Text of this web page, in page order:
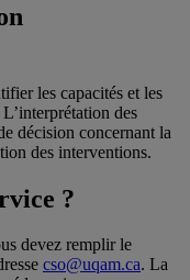
les capacités et les
des
décision concernant la
des interventions.
?
devez remplir le
cso@uqam.ca. La